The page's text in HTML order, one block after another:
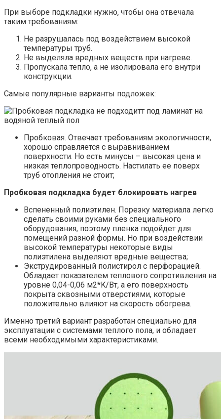
При выборе подкладки нужно, чтобы она отвечала
таким требованиям:
Не разрушалась под воздействием высокой
температуры труб.
Не выделяла вредных веществ при нагреве.
Пропускала тепло, а не изолировала его внутри
конструкции.
Самые популярные варианты подложек:
Пробковая. Отвечает требованиям экологичности,
хорошо справляется с выравниванием
поверхности. Но есть минусы – высокая цена и
низкая теплопроводность. Настилать ее поверх
труб отопления не стоит;
Пробковая подкладка будет блокировать нагрев
Вспененный полиэтилен. Порезку материала легко
сделать своими руками без специального
оборудования, поэтому пленка подойдет для
помещений разной формы. Но при воздействии
высокой температуры некоторые виды
полиэтилена выделяют вредные вещества;
Экструдированный полистирол с перфорацией.
Обладает показателем теплового сопротивления на
уровне 0,04-0,06 м2*K/Вт, а его поверхность
покрыта сквозными отверстиями, которые
положительно влияют на скорость обогрева.
Именно третий вариант разработан специально для
эксплуатации с системами теплого пола, и обладает
всеми необходимыми характеристиками.